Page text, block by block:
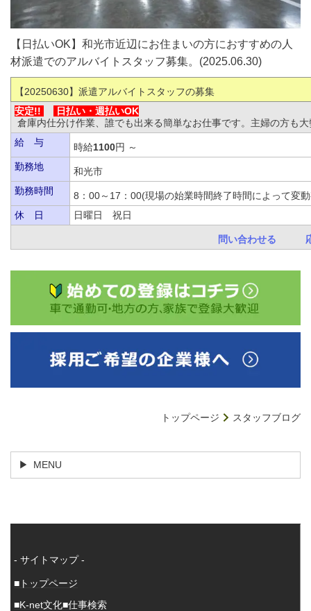
【日払いOK】和光市近辺にお住まいの方におすすめの人
材派遣でのアルバイトスタッフ募集。(2025.06.30)
【20250630】派遣アルバイトスタッフの募集
安定!!
日払い・ 週払いOK
倉庫内仕分け作業、誰でも出来る簡単なお仕事です。主婦の方も
給 与
時給1100円 ～
勤務地
和光市
勤務時間
8：00～17：00(現場の始業時間終了時間によって
休 日
日曜日 祝日
問い合わせる
トップページ スタッフブログ
MENU
- サイトマップ -
■トップページ
■K-net文化■仕事検索